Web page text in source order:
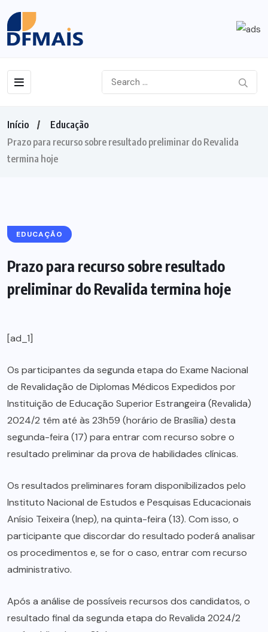
Início
Educação
Prazo para recurso sobre resultado preliminar do Revalida
termina hoje
EDUCAÇÃO
Prazo para recurso sobre resultado
preliminar do Revalida termina hoje
[ad_1]
Os participantes da segunda etapa do Exame Nacional
de Revalidação de Diplomas Médicos Expedidos por
Instituição de Educação Superior Estrangeira (Revalida)
2024/2 têm até às 23h59 (horário de Brasília) desta
segunda-feira (17) para entrar com recurso sobre o
resultado preliminar da prova de habilidades clínicas.
Os resultados preliminares foram disponibilizados pelo
Instituto Nacional de Estudos e Pesquisas Educacionais
Anísio Teixeira (Inep), na quinta-feira (13). Com isso, o
participante que discordar do resultado poderá analisar
os procedimentos e, se for o caso, entrar com recurso
administrativo.
Após a análise de possíveis recursos dos candidatos, o
resultado final da segunda etapa do Revalida 2024/2